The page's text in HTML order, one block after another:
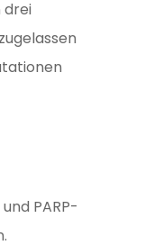
drei
PARP-